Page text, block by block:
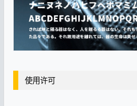
使用许可